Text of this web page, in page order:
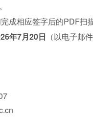
成相应签字后的PDF
年7月20日 （以电子邮